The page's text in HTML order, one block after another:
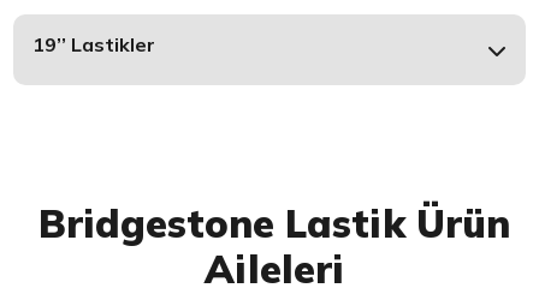
19’’ Lastikler
Bridgestone Lastik Ürün
Aileleri